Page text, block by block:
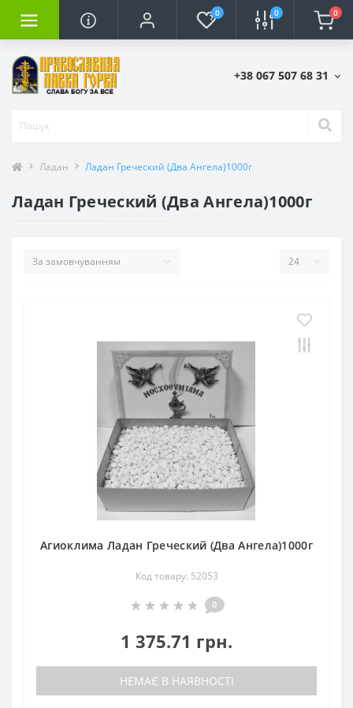
0 0 0
+38 067 507 68 31
Ладан Ладан Греческий (Два Ангела)1000г
Ладан Греческий (Два Ангела)1000г
Агиоклима Ладан Греческий (Два Ангела)1000г
Код товару: 52053
0
1 375.71 грн.
НЕМАЄ В НАЯВНОСТІ